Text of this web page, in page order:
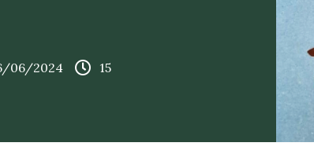
06/2024
15